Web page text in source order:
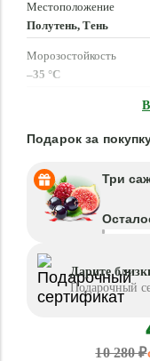
Местоположение
Полутень, Тень
Морозостойкость
–35 °C
Подарок за
Три
Дарите
Подарочный
10 280 ₽